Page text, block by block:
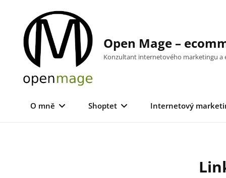
content
Open Mage –
Konzultant internetového marketingu a
O mně Shoptet Internetový